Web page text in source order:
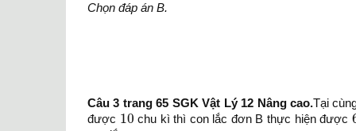
Chọn đáp án B.
Câu 3 trang 65 SGK Vật Lý 12 Nâng cao.Tại
được 10
10 chu kì thì con lắc đơn B thực hiện được